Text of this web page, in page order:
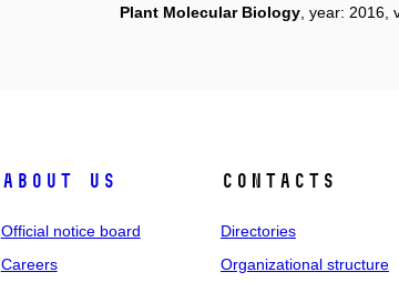
Plant Molecular Biology , year: 2016,
About us
Official notice board
Careers
Contacts
Directories
Organizational structure